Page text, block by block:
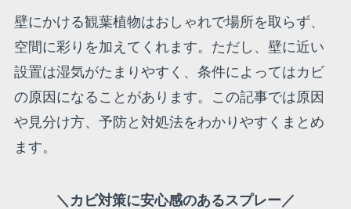
壁にかける観葉植物はおしゃれで場所を取らず、
空間に彩りを加えてくれます。ただし、壁に近い
設置は湿気がたまりやすく、条件によってはカビ
の原因になることがあります。この記事では原因
や見分け方、予防と対処法をわかりやすくまとめ
ます。
＼カビ対策に安心感のあるスプレー／